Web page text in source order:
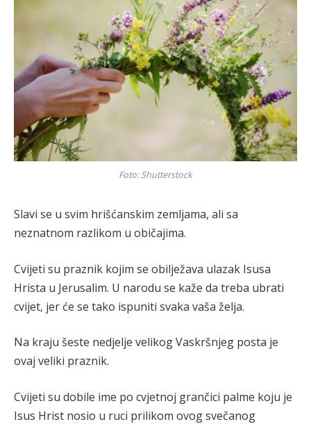
Foto: Shutterstock
Slavi se u svim hrišćanskim zemljama, ali sa
neznatnom razlikom u običajima.
Cvijeti su praznik kojim se obilježava ulazak Isusa
Hrista u Jerusalim. U narodu se kaže da treba ubrati
cvijet, jer će se tako ispuniti svaka vaša želja.
Na kraju šeste nedjelje velikog Vaskršnjeg posta je
ovaj veliki praznik.
Cvijeti su dobile ime po cvjetnoj grančici palme koju je
Isus Hrist nosio u ruci prilikom ovog svečanog